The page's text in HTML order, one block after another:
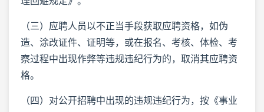
（三）应聘人员以不正当手段获取应聘资格，如伪
造、涂改证件、证明等，或在报名、考核、体检、考
察过程中出现作弊等违规违纪行为的，取消其应聘资
格。
（四）对公开招聘中出现的违规违纪行为，按《事业